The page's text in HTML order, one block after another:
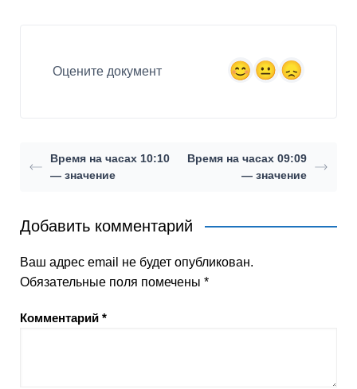
Оцените документ
Время на часах 10:10
— значение
Время на часах 09:09
— значение
Добавить комментарий
Ваш адрес email не будет опубликован.
Обязательные поля помечены *
Комментарий *